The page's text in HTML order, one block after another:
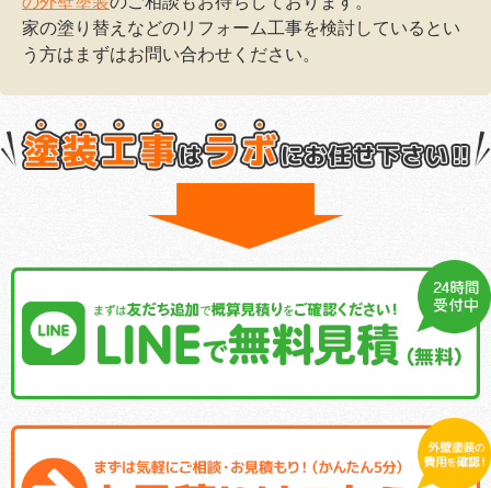
家の塗り替えなどのリフォーム工事を検討しているとい
う方はまずはお問い合わせください。